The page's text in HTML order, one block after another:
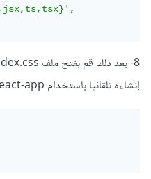
,
إنشاءه تلقائيا باستخدام create-react-app وأضف إليه الكود التالي: